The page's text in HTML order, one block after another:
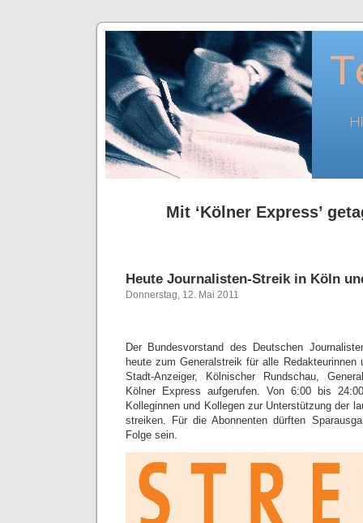
Mit ‘Kölner Express’
Heute Journalisten-Streik in Köln
Donnerstag, 12. Mai 2011
Der Bundesvorstand des Deutschen
heute zum Generalstreik für alle Redakteurinnen
Stadt-Anzeiger, Kölnischer Rundschau,
Kölner Express aufgerufen. Von 6:00 bis
Kolleginnen und Kollegen zur Unterstützung der
streiken. Für die Abonnenten dürften
Folge sein.